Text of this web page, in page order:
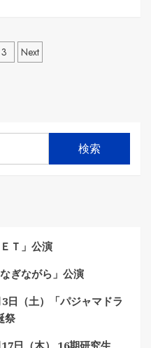
3 Next
検索
Ｔ」公演
ぎながら」公演
日（土）「パジャマドラ
祭
日（木） 16期研究生